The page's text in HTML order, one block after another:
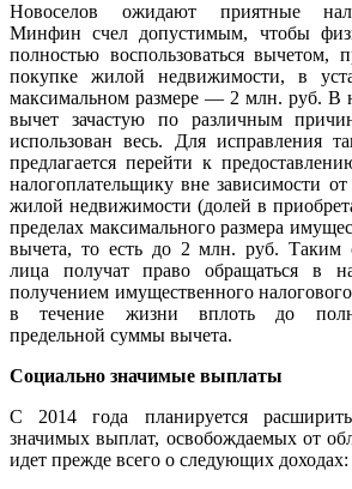
Новоселов ожидают приятные
Минфин счел допустимым, чтобы
полностью воспользоваться вычетом,
покупке жилой недвижимости, в
максимальном размере — 2 млн. руб. В
вычет зачастую по различным
использован весь. Для исправления
предлагается перейти к
налогоплательщику вне зависимости от
жилой недвижимости (долей в
пределах максимального размера
вычета, то есть до 2 млн. руб. Таким
лица получат право обращаться в
получением имущественного
в течение жизни вплоть до
предельной суммы вычета.
Социально значимые выплаты
С 2014 года планируется
значимых выплат, освобождаемых от
идет прежде всего о следующих доходах: